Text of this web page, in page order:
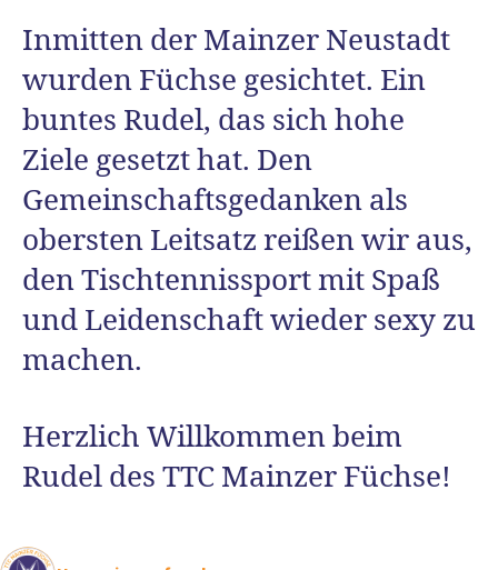
Inmitten der Mainzer Neustadt
wurden Füchse gesichtet. Ein
buntes Rudel, das sich hohe
Ziele gesetzt hat. Den
Gemeinschaftsgedanken als
obersten Leitsatz reißen wir aus,
den Tischtennissport mit Spaß
und Leidenschaft wieder sexy zu
machen.
Herzlich Willkommen beim
Rudel des TTC Mainzer Füchse!